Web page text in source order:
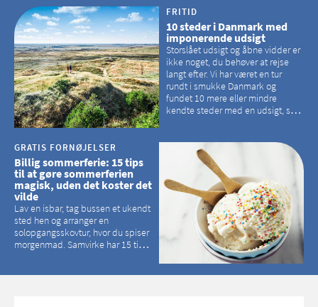
hvilke kirker, der er en omvej værd
FRITID
10 steder i Danmark med
imponerende udsigt
Storslået udsigt og åbne vidder er
ikke noget, du behøver at rejse
langt efter. Vi har været en tur
rundt i smukke Danmark og
fundet 10 mere eller mindre
kendte steder med en udsigt, som
GRATIS FORNØJELSER
Billig sommerferie: 15 tips
til at gøre sommerferien
magisk, uden det koster det
vilde
Lav en isbar, tag bussen et ukendt
sted hen og arranger en
solopgangsskovtur, hvor du spiser
morgenmad. Samvirke har 15 tips